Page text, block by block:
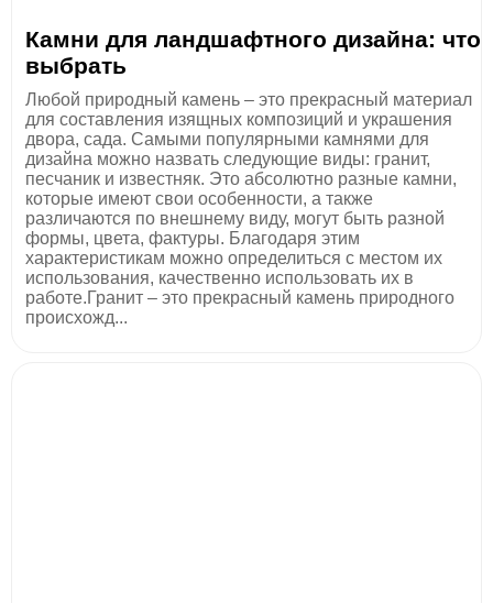
Камни для ландшафтного дизайна: что
выбрать
Любой природный камень – это прекрасный материал
для составления изящных композиций и украшения
двора, сада. Самыми популярными камнями для
дизайна можно назвать следующие виды: гранит,
песчаник и известняк. Это абсолютно разные камни,
которые имеют свои особенности, а также
различаются по внешнему виду, могут быть разной
формы, цвета, фактуры. Благодаря этим
характеристикам можно определиться с местом их
использования, качественно использовать их в
работе.Гранит – это прекрасный камень природного
происхожд...